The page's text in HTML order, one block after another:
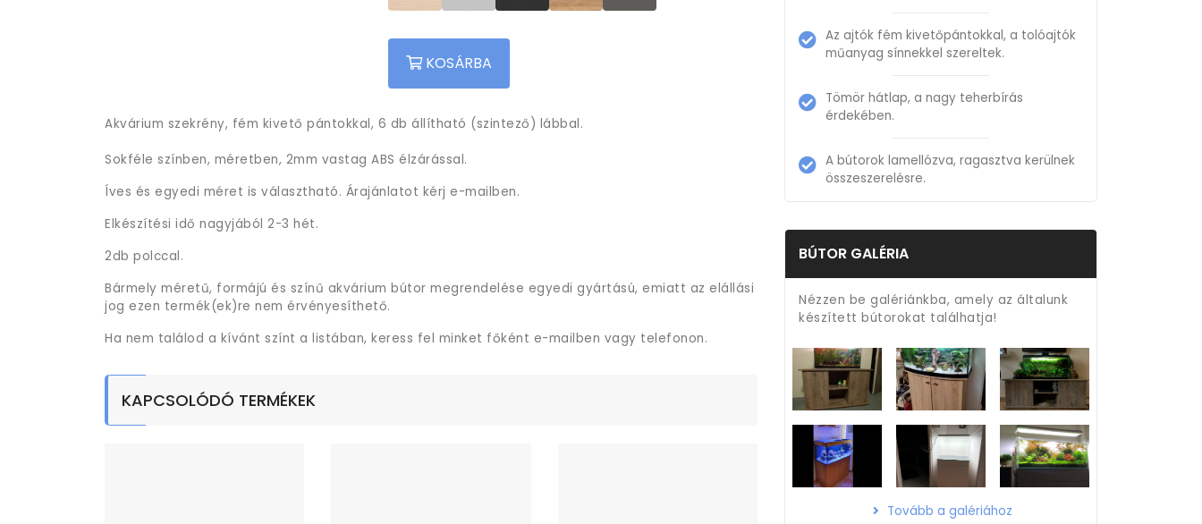
KOSÁRBA
Akvárium szekrény, fém kivető pántokkal, 6 db állítható (szintező) lábbal.
Sokféle színben, méretben, 2mm vastag ABS élzárással.
Íves és egyedi méret is választható. Árajánlatot kérj e-mailben.
Elkészítési idő nagyjából 2-3 hét.
2db polccal.
Bármely méretű, formájú és színű akvárium bútor megrendelése egyedi gyártású, emiatt az elállási
jog ezen termék(ek)re nem érvényesíthető.
Ha nem találod a kívánt színt a listában, keress fel minket főként e-mailben vagy telefonon.
KAPCSOLÓDÓ TERMÉKEK
Az ajtók fém kivetőpántokkal, a tolóajtók
műanyag sínnekkel szereltek.
Tömör hátlap, a nagy teherbírás
érdekében.
A bútorok lamellózva, ragasztva kerülnek
összeszerelésre.
BÚTOR GALÉRIA
Nézzen be galériánkba, amely az általunk
készített bútorokat találhatja!
Tovább a galériához